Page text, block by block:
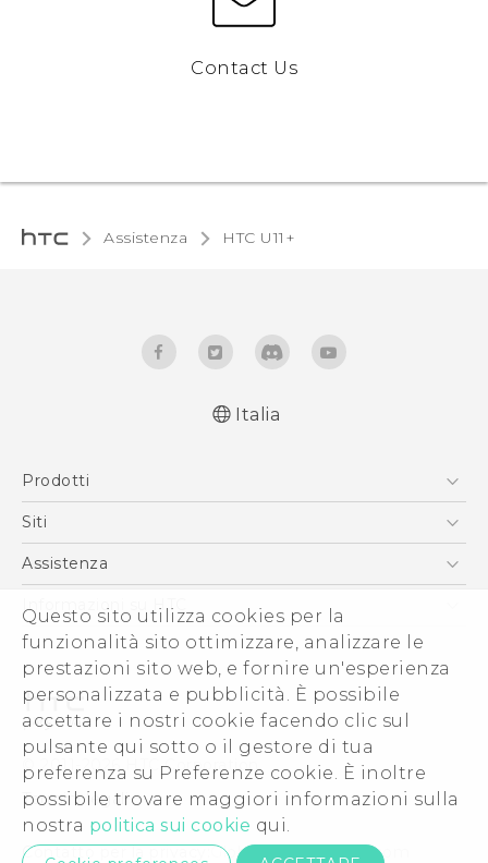
Questo sito utilizza cookies per la
funzionalità sito ottimizzare, analizzare le
prestazioni sito web, e fornire un'esperienza
personalizzata e pubblicità. È possibile
accettare i nostri cookie facendo clic sul
pulsante qui sotto o il gestore di tua
preferenza su Preferenze cookie. È inoltre
possibile trovare maggiori informazioni sulla
nostra politica sui cookie qui.
Contact Us
Assistenza HTC U11+‎
normativa
English - Safety and regulatory guide
Italia
Prodotti
Smartphone
Vive
Accessori
Siti
HTC VIVE
Assistenza
Ecommerce Assistenza
Informazioni su HTC
ESG
Uffici Commerciali
Investitori (Inglese)
Cookie Preferences
Lavora con noi
Security and Privacy Whitepaper
© 2011-2026 HTC Corporation
Termini legali
Contatto per la privacy: Global-Privacy@htc.com